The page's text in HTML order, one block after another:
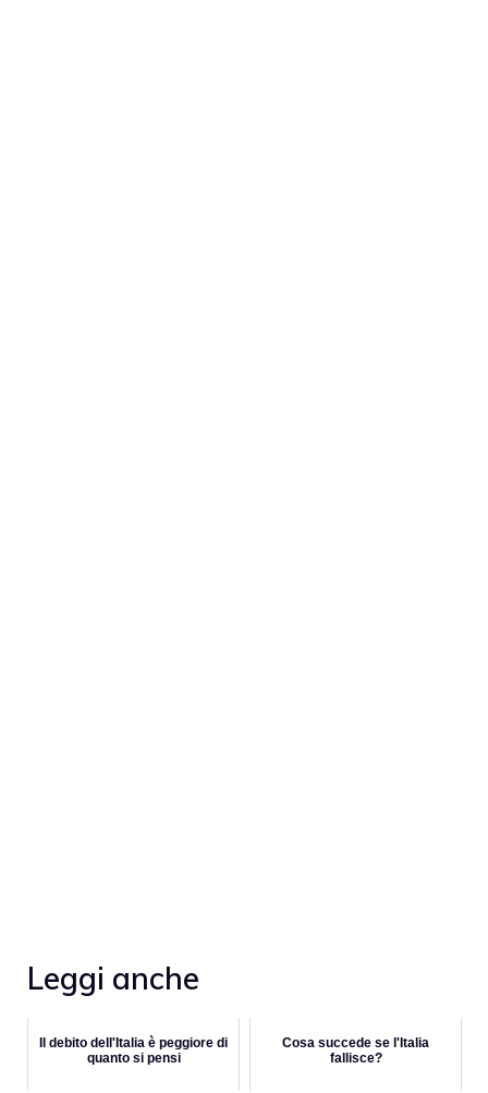
Leggi anche
Il debito dell'Italia è peggiore di
quanto si pensi
Cosa succede se l'Italia
fallisce?